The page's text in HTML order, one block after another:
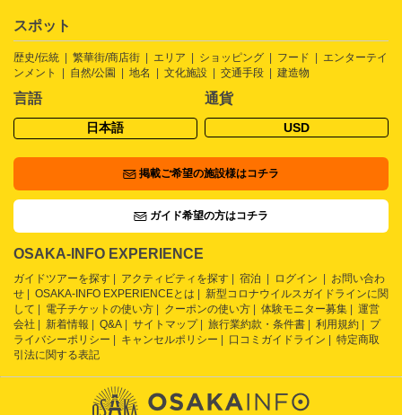
スポット
歴史/伝統 繁華街/商店街 エリア ショッピング フード
エンターテイ
ンメント
自然/公園 地名 文化施設 交通手段 建造物
言語
日本語
通貨
USD
掲載ご希望の施設様はコチラ
ガイド希望の方はコチラ
OSAKA-INFO EXPERIENCE
ガイドツアーを探す アクティビティを探す 宿泊 ログイン
お問い合わ
せ
OSAKA-INFO EXPERIENCEとは
新型コロナウイルスガイドラインに関
して
電子チケットの使い方 クーポンの使い方 体験モニター募集
運営
会社
新着情報 Q&A サイトマップ 旅行業約款・条件書 利用規約
プ
ライバシーポリシー
キャンセルポリシー 口コミガイドライン
特定商取
引法に関する表記